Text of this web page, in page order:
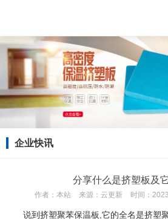
企业快讯
分享什么是挤塑板及
作者： 本站 来源： 云更新 时间：
说到挤塑聚苯保温板,它的全名是挤塑